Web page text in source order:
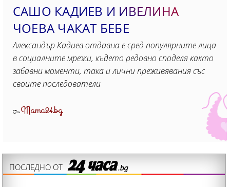
САШО КАДИЕВ И ИВЕЛИНА
ЧОЕВА ЧАКАТ БЕБЕ
Александър Кадиев отдавна е сред популярните лица
в социалните мрежи, където редовно споделя както
забавни моменти, така и лични преживявания със
своите последователи
ОтMama24.bg
ПОСЛЕДНО ОТ